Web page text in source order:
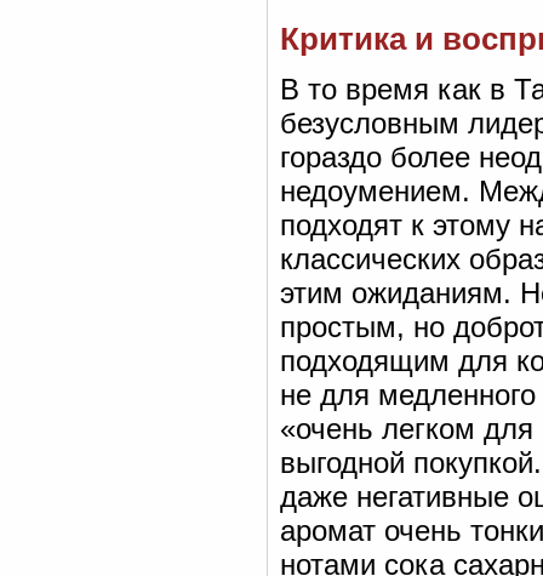
Критика и
В то время как в
безусловным
гораздо более
недоумением.
подходят к этому
классических
этим ожиданиям.
простым, но
подходящим для
не для
«очень легком
выгодной
даже негативные
аромат очень
нотами сока